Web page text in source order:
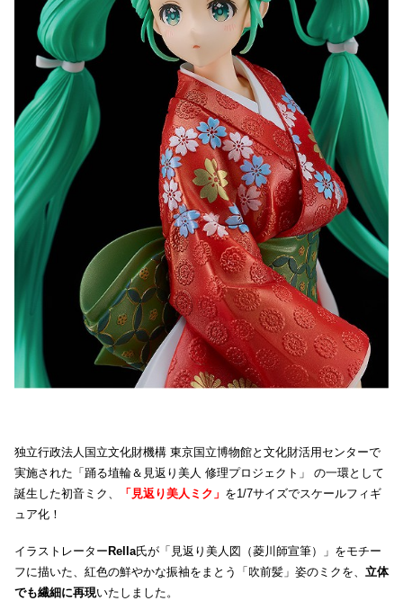
独立行政法人国立文化財機構 東京国立博物館と文化財活用センターで
実施された「踊る埴輪＆見返り美人 修理プロジェクト」 の一環として
誕生した初音ミク、
「見返り美人ミク」 を1/7サイズでスケールフィギ
ュア化！
イラストレーター Rella氏が「見返り美人図（菱川師宣筆）」をモチー
フに描いた、紅色の鮮やかな振袖をまとう「吹前髪」姿のミクを、 立体
でも繊細に再現いたしました。